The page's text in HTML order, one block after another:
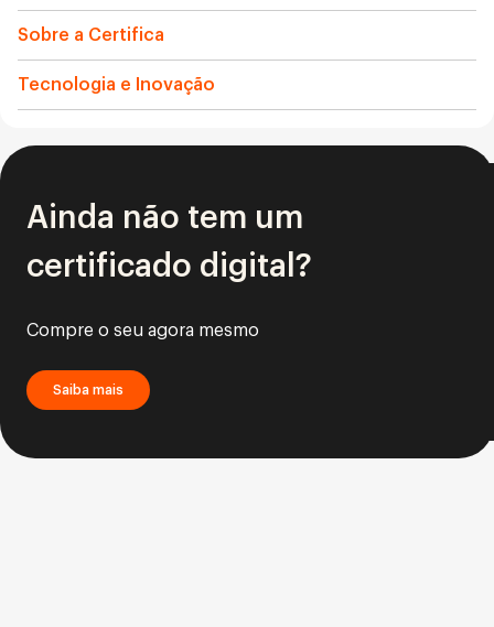
Sobre a Certifica
Tecnologia e Inovação
Ainda não tem um
certificado digital?
Compre o seu agora mesmo
Saiba mais